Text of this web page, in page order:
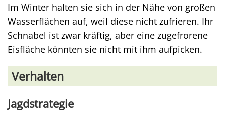
Im Winter halten sie sich in der Nähe von großen
Wasserflächen auf, weil diese nicht zufrieren. Ihr
Schnabel ist zwar kräftig, aber eine zugefrorene
Eisfläche könnten sie nicht mit ihm aufpicken.
Verhalten
Jagdstrategie